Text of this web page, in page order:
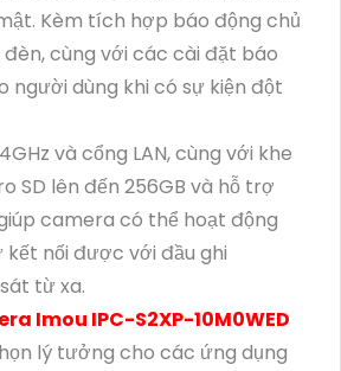
Kèm tích hợp báo động chủ
cùng với các cài đặt báo
người dùng khi có sự kiện đột
và cổng LAN, cùng với khe
SD lên đến 256GB và hỗ trợ
camera có thể hoạt động
nối được với đầu ghi
từ xa.
Imou IPC-S2XP-10M0WED
lý tưởng cho các ứng dụng